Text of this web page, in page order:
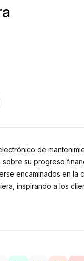
de
sobre su progreso
encaminados en
inspirando a los